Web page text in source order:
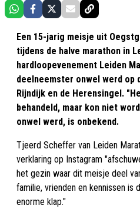
Een 15-jarig meisje uit
tijdens de halve marathon in
hardloopevenement Leiden
deelneemster onwel werd op
Rijndijk en de Herensingel.
behandeld, maar kon niet
onwel werd, is onbekend.
Tjeerd Scheffer van Leiden
verklaring op Instagram
het gezin waar dit meisje deel
familie, vrienden en kennissen is
enorme klap."